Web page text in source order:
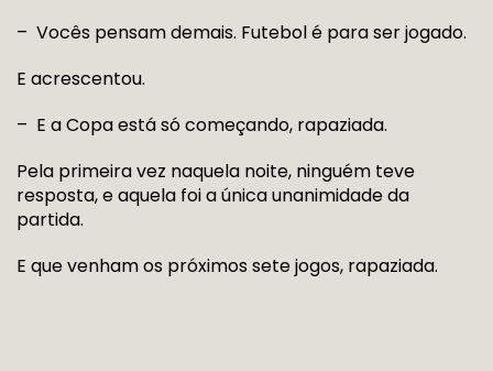
– Vocês pensam demais. Futebol é para ser jogado.
E acrescentou.
– E a Copa está só começando, rapaziada.
Pela primeira vez naquela noite, ninguém teve
resposta, e aquela foi a única unanimidade da
partida.
E que venham os próximos sete jogos, rapaziada.